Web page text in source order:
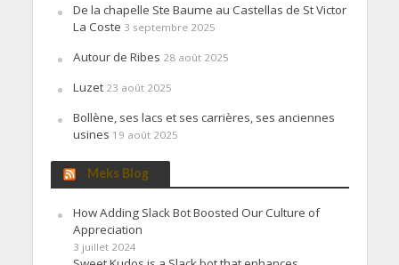
De la chapelle Ste Baume au Castellas de St Victor
La Coste 3 septembre 2025
Autour de Ribes 28 août 2025
Luzet 23 août 2025
Bollène, ses lacs et ses carrières, ses anciennes
usines 19 août 2025
Meks Blog
How Adding Slack Bot Boosted Our Culture of
Appreciation
3 juillet 2024